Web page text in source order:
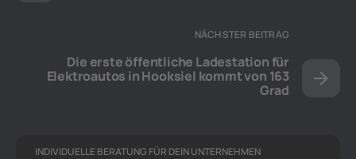
NÄCHSTER BEITRAG
Die erste öffentliche Ladestation für
Elektroautos in Hooksiel kommt von 163
Grad
INDIVIDUELLE BERATUNG FÜR DEIN UNTERNEHMEN